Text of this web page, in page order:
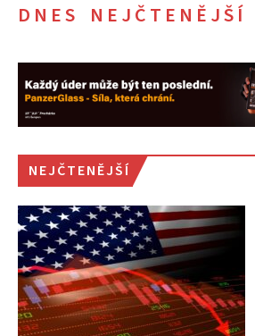
DNES NEJČTENĚJŠÍ
NEJČTENĚJŠÍ